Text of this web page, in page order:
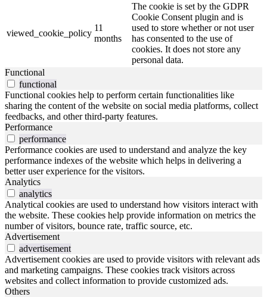
viewed_cookie_policy
11
months
The cookie is set by the GDPR
Cookie Consent plugin and is
used to store whether or not user
has consented to the use of
cookies. It does not store any
personal data.
Functional
functional
Functional cookies help to perform certain functionalities like
sharing the content of the website on social media platforms, collect
feedbacks, and other third-party features.
Performance
performance
Performance cookies are used to understand and analyze the key
performance indexes of the website which helps in delivering a
better user experience for the visitors.
Analytics
analytics
Analytical cookies are used to understand how visitors interact with
the website. These cookies help provide information on metrics the
number of visitors, bounce rate, traffic source, etc.
Advertisement
advertisement
Advertisement cookies are used to provide visitors with relevant ads
and marketing campaigns. These cookies track visitors across
websites and collect information to provide customized ads.
Others